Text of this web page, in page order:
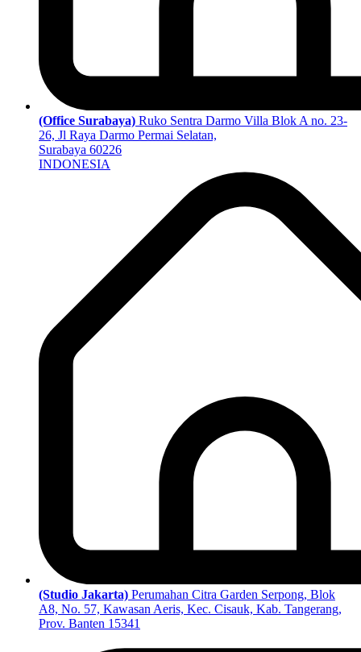
(Office Surabaya) Ruko Sentra Darmo Villa Blok A no. 23-
26, Jl Raya Darmo Permai Selatan,
Surabaya 60226
INDONESIA
(Studio Jakarta) Perumahan Citra Garden Serpong, Blok
A8, No. 57, Kawasan Aeris, Kec. Cisauk, Kab. Tangerang,
Prov. Banten 15341